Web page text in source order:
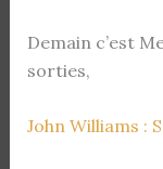
Demain c’est
sorties,
John Williams :